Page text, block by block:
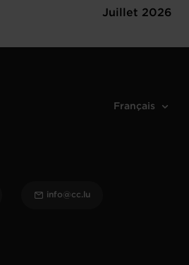
Juillet 2026
info@cc.lu